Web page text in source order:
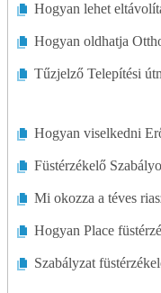
Hogyan lehet
Hogyan oldhatja
Tűzjelző Telepítési
Hogyan viselkedni
Füstérzékelő
Mi okozza a téves
Hogyan Place
Szabályzat